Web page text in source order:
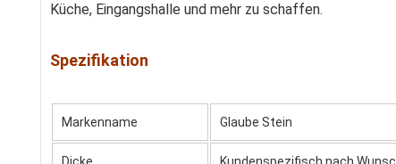
Küche, Eingangshalle und mehr zu schaffen.
Spezifikation
Markenname Glaube Stein